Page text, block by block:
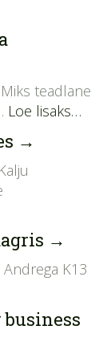
teadlane
Loe lisaks…
→
→
K13